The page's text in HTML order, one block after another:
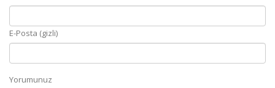
E-Posta (gizli)
Yorumunuz